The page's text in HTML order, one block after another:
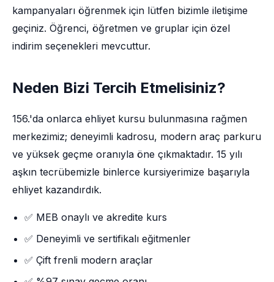
kampanyaları öğrenmek için lütfen bizimle iletişime
geçiniz. Öğrenci, öğretmen ve gruplar için özel
indirim seçenekleri mevcuttur.
Neden Bizi Tercih Etmelisiniz?
156.'da onlarca ehliyet kursu bulunmasına rağmen
merkezimiz; deneyimli kadrosu, modern araç parkuru
ve yüksek geçme oranıyla öne çıkmaktadır. 15 yılı
aşkın tecrübemizle binlerce kursiyerimize başarıyla
ehliyet kazandırdık.
✅ MEB onaylı ve akredite kurs
✅ Deneyimli ve sertifikalı eğitmenler
✅ Çift frenli modern araçlar